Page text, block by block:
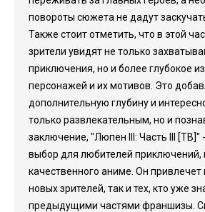
повороты сюжета не дадут
Также стоит отметить, что в этой
зрители увидят не только
приключения, но и более глубокое
персонажей и их мотивов. Это
дополнительную глубину и
только развлекательным, но и
заключение, "Люпен III: Часть III [ТВ]"
выбор для любителей приключений,
качественного аниме. Он привлечет
новых зрителей, так и тех, кто уже
предыдущими частями франшизы.